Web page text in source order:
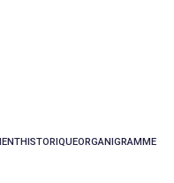
HISTORIQUEORGANIGRAMME